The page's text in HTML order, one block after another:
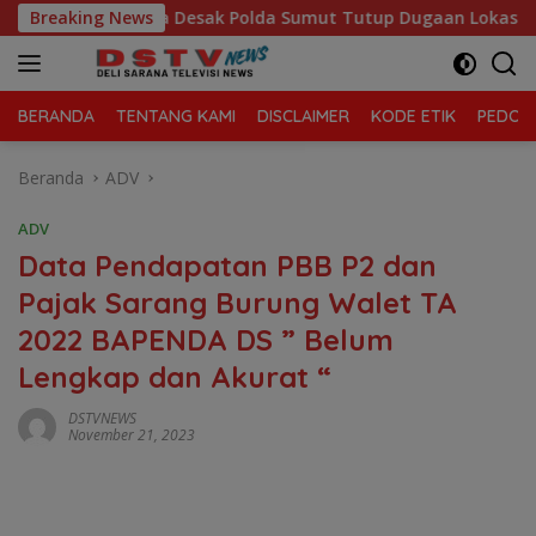
Langsung
ke
konten
Breaking News
Mahasiswa Desak Polda Sumut Tutup Dugaan Lokasi Judi
BERANDA TENTANG KAMI DISCLAIMER KODE ETIK
Beranda ADV
ADV
Data Pendapatan PBB P2 dan
Pajak Sarang Burung Walet TA
2022 BAPENDA DS ” Belum
Lengkap dan Akurat “
DSTVNEWS
November 21, 2023